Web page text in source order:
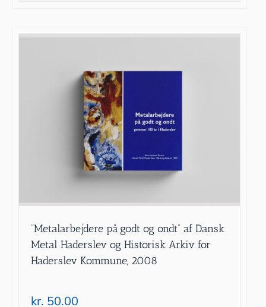
”Metalarbejdere på godt og ondt” af Dansk
Metal Haderslev og Historisk Arkiv for
Haderslev Kommune, 2008
kr. 50.00